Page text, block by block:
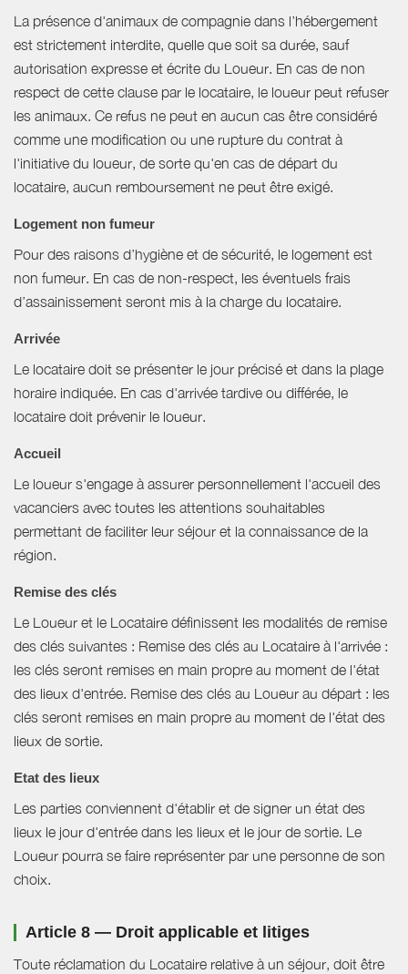
La présence d'animaux de compagnie dans l’hébergement
est strictement interdite, quelle que soit sa durée, sauf
autorisation expresse et écrite du Loueur. En cas de non
respect de cette clause par le locataire, le loueur peut refuser
les animaux. Ce refus ne peut en aucun cas être considéré
comme une modification ou une rupture du contrat à
l'initiative du loueur, de sorte qu'en cas de départ du
locataire, aucun remboursement ne peut être exigé.
Logement non fumeur
Pour des raisons d’hygiène et de sécurité, le logement est
non fumeur. En cas de non-respect, les éventuels frais
d’assainissement seront mis à la charge du locataire.
Arrivée
Le locataire doit se présenter le jour précisé et dans la plage
horaire indiquée. En cas d'arrivée tardive ou différée, le
locataire doit prévenir le loueur.
Accueil
Le loueur s'engage à assurer personnellement l'accueil des
vacanciers avec toutes les attentions souhaitables
permettant de faciliter leur séjour et la connaissance de la
région.
Remise des clés
Le Loueur et le Locataire définissent les modalités de remise
des clés suivantes : Remise des clés au Locataire à l'arrivée :
les clés seront remises en main propre au moment de l'état
des lieux d'entrée. Remise des clés au Loueur au départ : les
clés seront remises en main propre au moment de l'état des
lieux de sortie.
Etat des lieux
Les parties conviennent d'établir et de signer un état des
lieux le jour d'entrée dans les lieux et le jour de sortie. Le
Loueur pourra se faire représenter par une personne de son
choix.
Article 8 — Droit applicable et litiges
Toute réclamation du Locataire relative à un séjour, doit être